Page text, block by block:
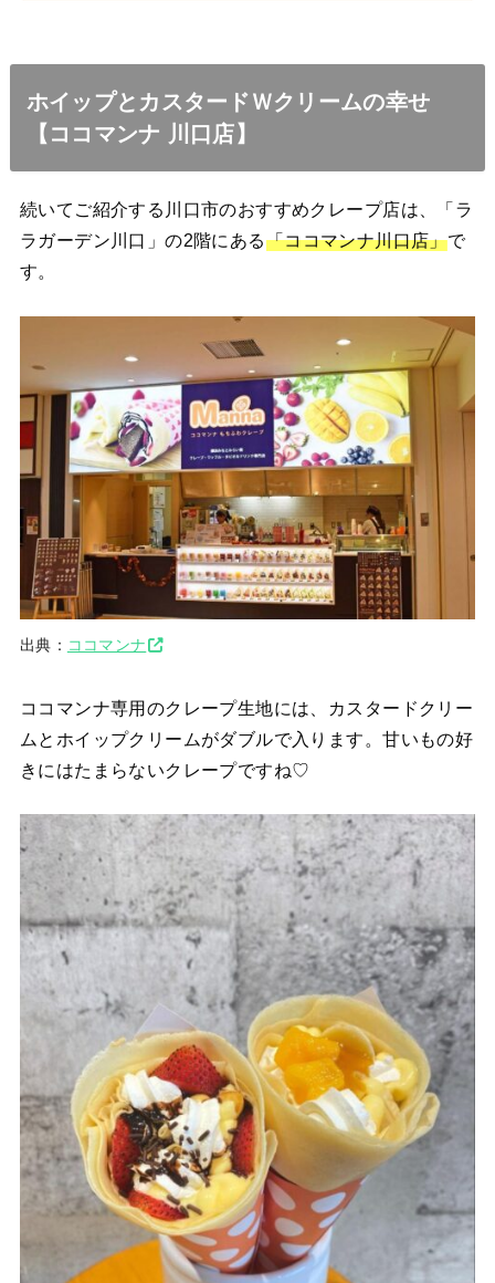
ホイップとカスタードＷクリームの幸せ
【ココマンナ 川口店】
続いてご紹介する川口市のおすすめクレープ店は、「ラ
ラガーデン川口」の2階にある「ココマンナ川口店」で
す。
出典： ココマンナ
ココマンナ専用のクレープ生地には、カスタードクリー
ムとホイップクリームがダブルで入ります。甘いもの好
きにはたまらないクレープですね♡